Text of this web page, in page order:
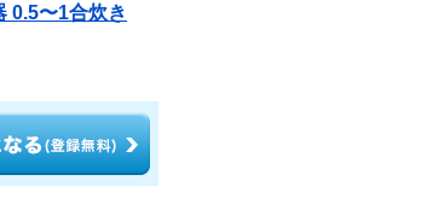
0.5〜1合炊き